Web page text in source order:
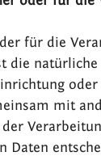
für die
die
oder
mit
Daten